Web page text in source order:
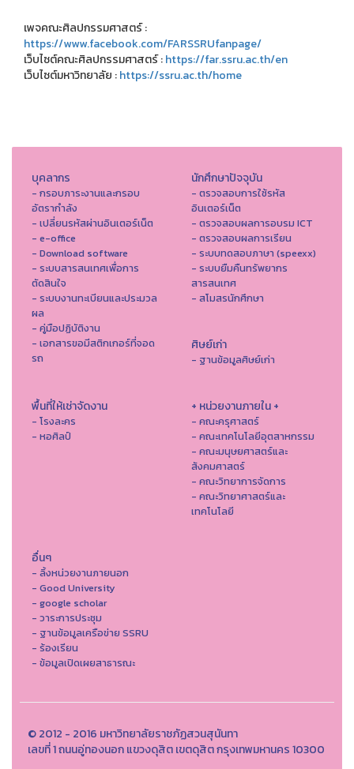
เพจคณะศิลปกรรมศาสตร์ :
https://www.facebook.com/FARSSRUfanpage/
เว็บไซต์คณะศิลปกรรมศาสตร์ :https://far.ssru.ac.th/en
เว็บไซต์มหาวิทยาลัย :https://ssru.ac.th/home
บุคลากร
- กรอบภาระงานและกรอบ
อัตรากำลัง
- เปลี่ยนรหัสผ่านอินเตอร์เน็ต
- e-office
- Download software
- ระบบสารสนเทศเพื่อการ
ตัดสินใจ
- ระบบงานทะเบียนและประมวล
ผล
- คู่มือปฏิบัติงาน
- เอกสารขอมีสติกเกอร์ที่จอด
รถ
นักศึกษาปัจจุบัน
- ตรวจสอบการใช้รหัส
อินเตอร์เน็ต
- ตรวจสอบผลการอบรม ICT
- ตรวจสอบผลการเรียน
- ระบบทดสอบภาษา (speexx)
- ระบบยืมคืนทรัพยากร
สารสนเทศ
- สโมสรนักศึกษา
ศิษย์เก่า
- ฐานข้อมูลศิษย์เก่า
พื้นที่ให้เช่าจัดงาน
- โรงละคร
- หอศิลป์
+ หน่วยงานภายใน +
- คณะครุศาสตร์
- คณะเทคโนโลยีอุตสาหกรรม
- คณะมนุษยศาสตร์และ
สังคมศาสตร์
- คณะวิทยาการจัดการ
- คณะวิทยาศาสตร์และ
เทคโนโลยี
อื่นๆ
- ลิ้งหน่วยงานภายนอก
- Good University
- google scholar
- วาระการประชุม
- ฐานข้อมูลเครือข่าย SSRU
- ร้องเรียน
- ข้อมูลเปิดเผยสาธารณะ
© 2012 - 2016 มหาวิทยาลัยราชภัฏสวนสุนันทา
เลขที่ 1 ถนนอู่ทองนอก แขวงดุสิต เขตดุสิต กรุงเทพมหานคร 10300